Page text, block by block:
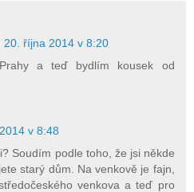
20. října 2014 v 8:20
a teď bydlím kousek od
v 8:48
Soudím podle toho, že jsi někde
starý dům. Na venkově je fajn,
venkova a teď pro